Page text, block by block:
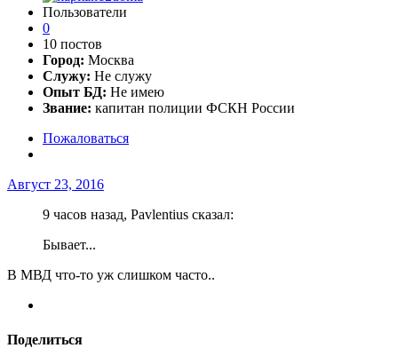
Пользователи
0
10 постов
Город: Москва
Служу: Не служу
Опыт БД: Не имею
Звание: капитан полиции ФСКН России
Пожаловаться
Август 23, 2016
9 часов назад, Pavlentius сказал:
Бывает...
В МВД что-то уж слишком часто..
Поделиться